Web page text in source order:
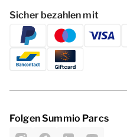
Sicher bezahlen mit
Folgen Summio Parcs